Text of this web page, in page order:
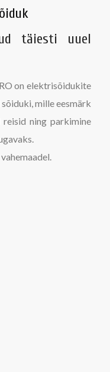
täiesti uuel
on elektrisõidukite
mille eesmärk
reisid ning parkimine